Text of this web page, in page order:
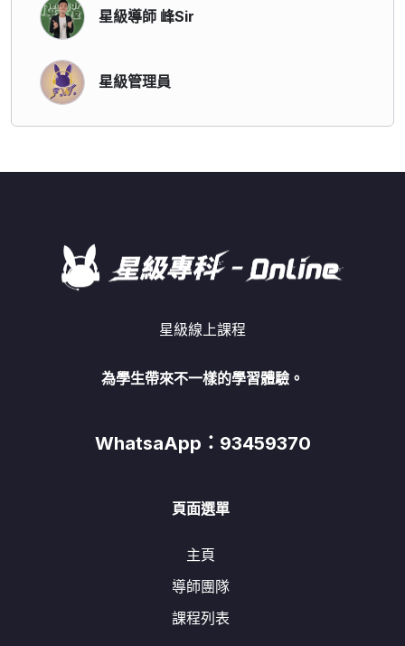
星級導師 峰Sir
星級管理員
星級線上課程
為學生帶來不一樣的學習體驗。
WhatsaApp：93459370
頁面選單
主頁
導師團隊
課程列表